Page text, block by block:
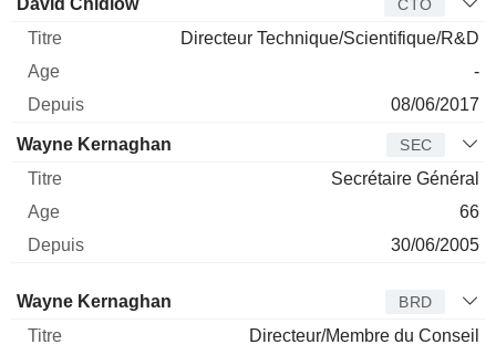
CTO
Directeur Technique/Scientifique/R&D
-
08/06/2017
Wayne Kernaghan SEC
Secrétaire Général
66
30/06/2005
Administrateur Titre
Wayne Kernaghan BRD
Directeur/Membre du Conseil